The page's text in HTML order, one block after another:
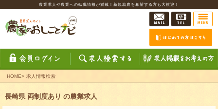
農業求人や農業への転職情報が満載！新規就農を希望する方も大歓迎！
HOME> 求人情報検索
長崎県 両制度あり の農業求人